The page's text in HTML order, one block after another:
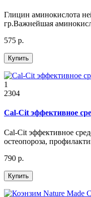
Глицин аминокислота
гр.Важнейшая
575 р.
Купить
1
2304
Cal-Cit эффективное
Cal-Cit эффективное
остеопороза,
790 р.
Купить